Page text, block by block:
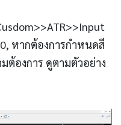
หากต้องการกำหนดสี
ต้องการ ดูตามตัวอย่าง